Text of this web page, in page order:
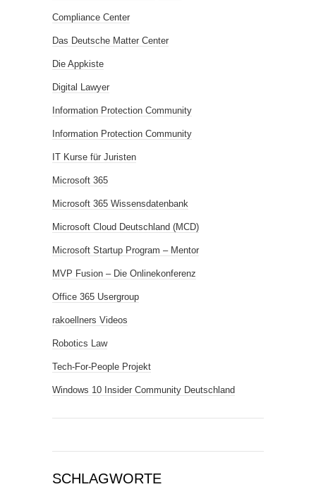
Compliance Center
Das Deutsche Matter Center
Die Appkiste
Digital Lawyer
Information Protection Community
Information Protection Community
IT Kurse für Juristen
Microsoft 365
Microsoft 365 Wissensdatenbank
Microsoft Cloud Deutschland (MCD)
Microsoft Startup Program – Mentor
MVP Fusion – Die Onlinekonferenz
Office 365 Usergroup
rakoellners Videos
Robotics Law
Tech-For-People Projekt
Windows 10 Insider Community Deutschland
SCHLAGWORTE